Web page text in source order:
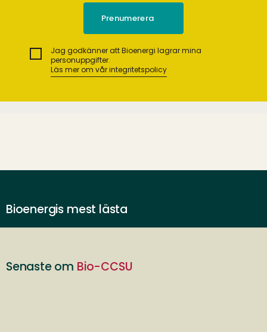
Jag godkänner att Bioenergi lagrar mina
personuppgifter.
Läs mer om vår integritetspolicy
Bioenergis mest lästa
Senaste om Bio-CCSU